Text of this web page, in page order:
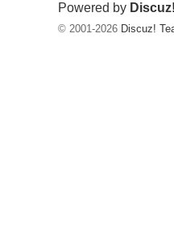
Powered by Discuz!
© 2001-2026 Discuz!